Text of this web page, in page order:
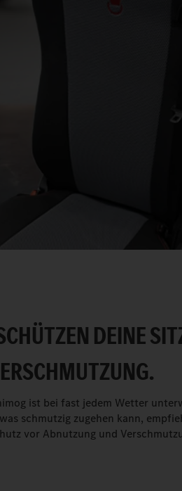
DEINE
ist bei fast jedem Wetter
schmutzig zugehen kann,
vor Abnutzung und